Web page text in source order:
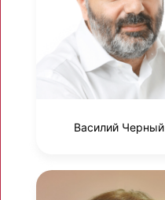
Василий Черный